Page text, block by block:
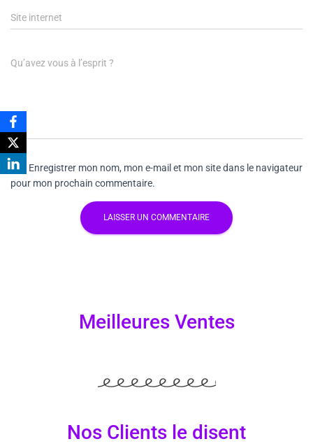
Site internet
Qu’avez vous à l’esprit ?
Enregistrer mon nom, mon e-mail et mon site dans le navigateur
pour mon prochain commentaire.
Meilleures Ventes
Nos Clients le disent